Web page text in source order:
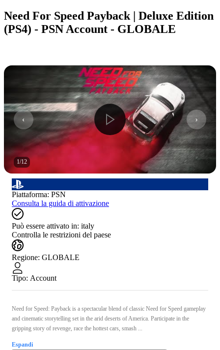
Need For Speed Payback | Deluxe Edition
(PS4) - PSN Account - GLOBALE
1/12
Piattaforma: PSN
Consulta la guida di attivazione
Può essere attivato in: italy
Controlla le restrizioni del paese
Regione: GLOBALE
Tipo: Account
Need for Speed: Payback is a spectacular blend of classic Need for Speed gameplay
and cinematic storytelling set in the arid deserts of America. Participate in the
gripping story of revenge, race the hottest cars, smash ...
Espandi